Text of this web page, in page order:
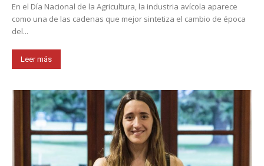
En el Día Nacional de la Agricultura, la industria avícola aparece
como una de las cadenas que mejor sintetiza el cambio de época
del...
Leer más